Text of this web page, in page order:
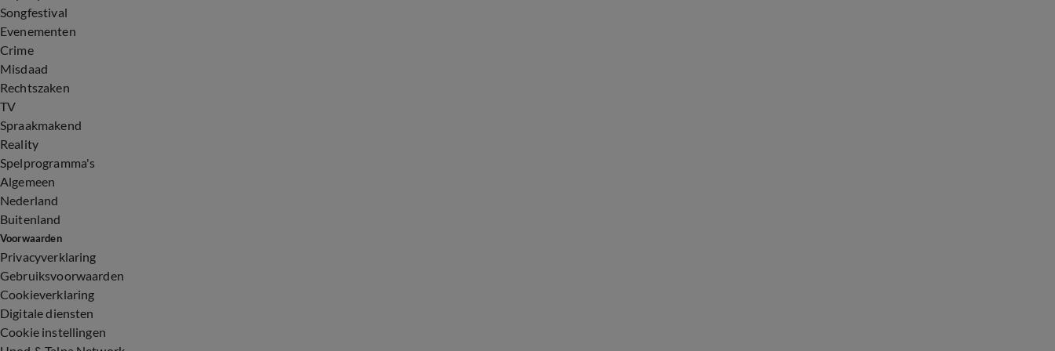
Songfestival
Evenementen
Crime
Misdaad
Rechtszaken
TV
Spraakmakend
Reality
Spelprogramma's
Algemeen
Nederland
Buitenland
Voorwaarden
Privacyverklaring
Gebruiksvoorwaarden
Cookieverklaring
Digitale diensten
Cookie instellingen